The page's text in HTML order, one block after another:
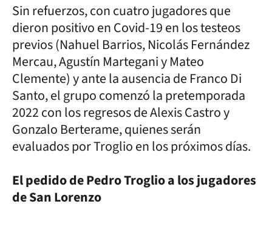
Sin refuerzos, con cuatro jugadores que
dieron positivo en Covid-19 en los testeos
previos (Nahuel Barrios, Nicolás Fernández
Mercau, Agustín Martegani y Mateo
Clemente) y ante la ausencia de Franco Di
Santo, el grupo comenzó la pretemporada
2022 con los regresos de Alexis Castro y
Gonzalo Berterame, quienes serán
evaluados por Troglio en los próximos días.
El pedido de Pedro Troglio a los jugadores
de San Lorenzo